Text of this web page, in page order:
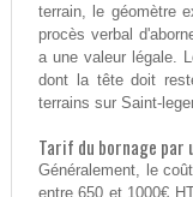
terrain, le géomètre
procès verbal
a une valeur légale.
dont la tête doit
terrains sur Saint-
Tarif du bornage par
Généralement, le
entre 650 et 1000€